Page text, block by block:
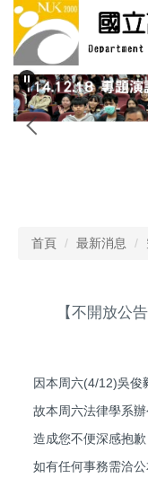
跳
主
要
內
容
區
首頁 最新消息
【不開放公
因本周六(4/12)吳俊
故本周六法律學系
造成您不便深感抱歉
如有任何事務需洽